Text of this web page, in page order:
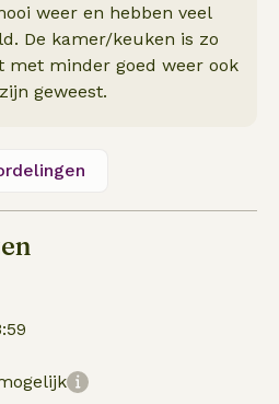
weer en hebben veel
De kamer/keuken is zo
minder goed weer ook
geweest.